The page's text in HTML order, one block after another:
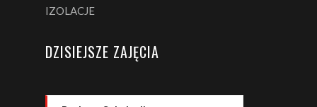
IZOLACJE
DZISIEJSZE ZAJĘCIA